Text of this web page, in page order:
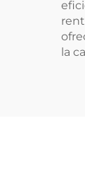
la